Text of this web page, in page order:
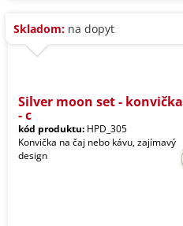
Skladom: na dopyt
Silver moon set - konvička
- c
kód produktu: HPD_305
Konvička na čaj nebo kávu, zajímavý
design